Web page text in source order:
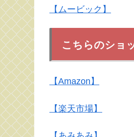
【ムービック】
こちらのショ
【Amazon】
【楽天市場】